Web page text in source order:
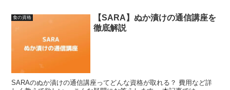
食の資格
【SARA】ぬか漬けの通信講座を
徹底解説
SARAのぬか漬けの通信講座ってどんな資格が取れる？ 費用など詳